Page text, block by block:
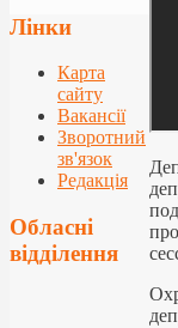
Лінки
Карта
сайту
Вакансії
Зворотний
зв'язок
Редакція
Обласні
відділення